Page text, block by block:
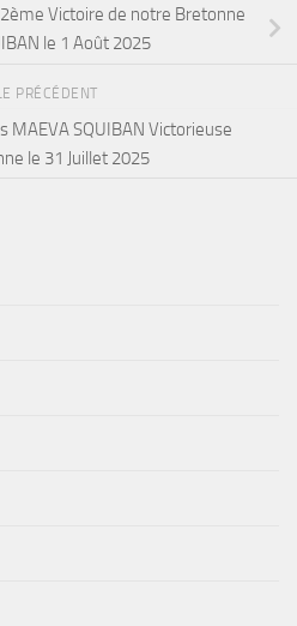
Victoire de notre Bretonne
le 1 Août 2025
PRÉCÉDENT
MAEVA SQUIBAN Victorieuse
le 31 Juillet 2025